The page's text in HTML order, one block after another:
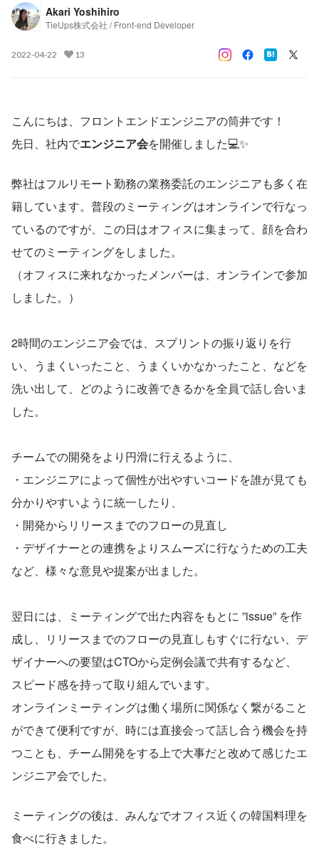
Akari Yoshihiro
TieUps株式会社 / Front-end Developer
2022-04-22 13
こんにちは、フロントエンドエンジニアの筒井です！
先日、社内でエンジニア会を開催しました💻✨
弊社はフルリモート勤務の業務委託のエンジニアも多く在
籍しています。普段のミーティングはオンラインで行なっ
ているのですが、この日はオフィスに集まって、顔を合わ
せてのミーティングをしました。
（オフィスに来れなかったメンバーは、オンラインで参加
しました。）
2時間のエンジニア会では、スプリントの振り返りを行
い、うまくいったこと、うまくいかなかったこと、などを
洗い出して、どのように改善できるかを全員で話し合いま
した。
チームでの開発をより円滑に行えるように、
・エンジニアによって個性が出やすいコードを誰が見ても
分かりやすいように統一したり、
・開発からリリースまでのフローの見直し
・デザイナーとの連携をよりスムーズに行なうための工夫
など、様々な意見や提案が出ました。
翌日には、ミーティングで出た内容をもとに ”issue” を作
成し、リリースまでのフローの見直しもすぐに行ない、デ
ザイナーへの要望はCTOから定例会議で共有するなど、
スピード感を持って取り組んでいます。
オンラインミーティングは働く場所に関係なく繋がること
ができて便利ですが、時には直接会って話し合う機会を持
つことも、チーム開発をする上で大事だと改めて感じたエ
ンジニア会でした。
ミーティングの後は、みんなでオフィス近くの韓国料理を
食べに行きました。